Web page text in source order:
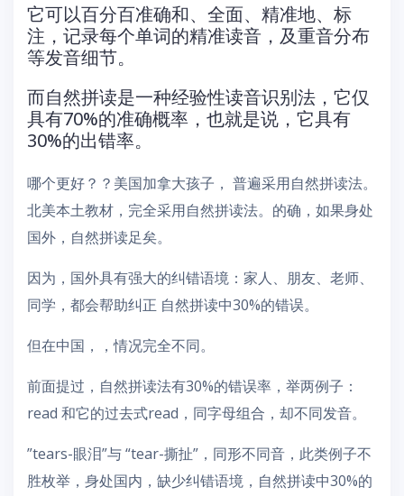
它可以百分百准确和、全面、精准地、标
注，记录每个单词的精准读音，及重音分布
等发音细节。
而自然拼读是一种经验性读音识别法，它仅
具有70%的准确概率，也就是说，它具有
30%的出错率。
哪个更好？？美国加拿大孩子， 普遍采用自然拼读法。
北美本土教材，完全采用自然拼读法。的确，如果身处
国外，自然拼读足矣。
因为，国外具有强大的纠错语境：家人、朋友、老师、
同学，都会帮助纠正 自然拼读中30%的错误。
但在中国，，情况完全不同。
前面提过，自然拼读法有30%的错误率，举两例子：
read 和它的过去式read，同字母组合，却不同发音。
”tears-眼泪”与 “tear-撕扯”，同形不同音，此类例子不
胜枚举，身处国内，缺少纠错语境，自然拼读中30%的